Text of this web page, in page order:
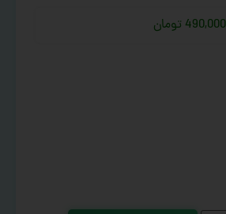
490,000 تومان